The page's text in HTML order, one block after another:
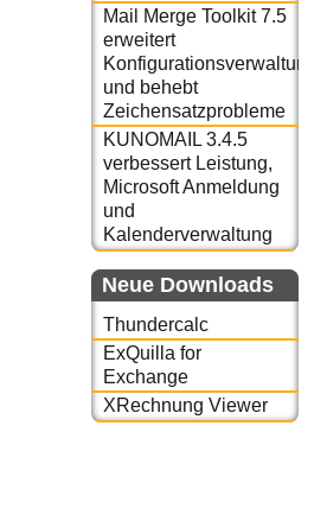
Mail Merge Toolkit 7.5
erweitert
Konfigurationsverwaltung
und behebt
Zeichensatzprobleme
KUNOMAIL 3.4.5
verbessert Leistung,
Microsoft Anmeldung
und
Kalenderverwaltung
Neue Downloads
Thundercalc
ExQuilla for
Exchange
XRechnung Viewer